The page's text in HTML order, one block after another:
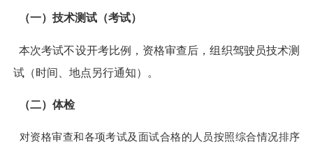
（一）技术测试（考试）
本次考试不设开考比例， 资格审查后，组织驾驶员技术测
试（时间
、地点另行通知） 。
（二）体检
对资格审查和各项考试及面试合格的人员按照综合情况排序